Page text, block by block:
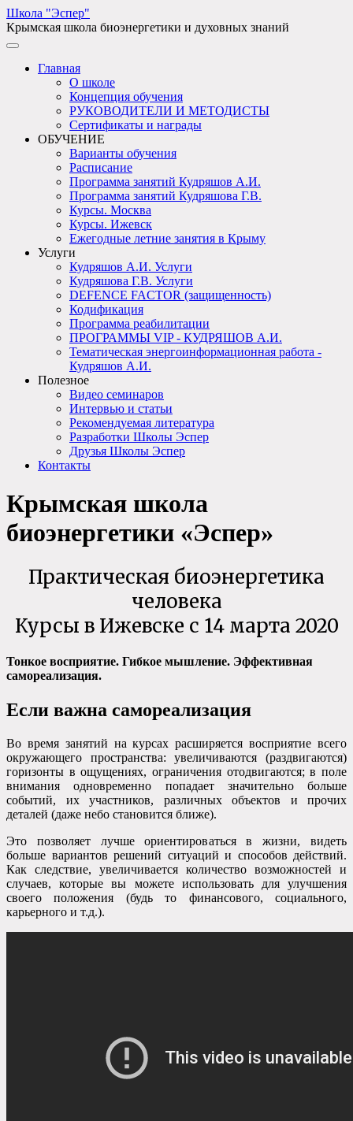
Школа "Эспер"
Крымская школа биоэнергетики и духовных знаний
Главная
О школе
Концепция обучения
РУКОВОДИТЕЛИ И МЕТОДИСТЫ
Сертификаты и награды
ОБУЧЕНИЕ
Варианты обучения
Расписание
Программа занятий Кудряшов А.И.
Программа занятий Кудряшова Г.В.
Курсы. Москва
Курсы. Ижевск
Ежегодные летние занятия в Крыму
Услуги
Кудряшов А.И. Услуги
Кудряшова Г.В. Услуги
DEFENCE FACTOR (защищенность)
Кодификация
Программа реабилитации
ПРОГРАММЫ VIP - КУДРЯШОВ А.И.
Тематическая энергоинформационная работа -
Кудряшов А.И.
Полезное
Видео семинаров
Интервью и статьи
Рекомендуемая литература
Разработки Школы Эспер
Друзья Школы Эспер
Контакты
Крымская школа
биоэнергетики «Эспер»
Практическая биоэнергетика
человека
Курсы в Ижевске с 14 марта 2020
Тонкое восприятие. Гибкое мышление. Эффективная
самореализация.
Если важна самореализация
Во время занятий на курсах расширяется восприятие всего
окружающего пространства: увеличиваются (раздвигаются)
горизонты в ощущениях, ограничения отодвигаются; в поле
внимания одновременно попадает значительно больше
событий, их участников, различных объектов и прочих
деталей (даже небо становится ближе).
Это позволяет лучше ориентироваться в жизни, видеть
больше вариантов решений ситуаций и способов действий.
Как следствие, увеличивается количество возможностей и
случаев, которые вы можете использовать для улучшения
своего положения (будь то финансового, социального,
карьерного и т.д.).